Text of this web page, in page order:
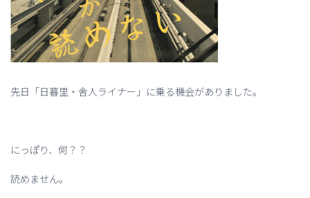
先日「日暮里・舎人ライナー」に乗る機会がありました。
にっぽり、何？？
読めません。